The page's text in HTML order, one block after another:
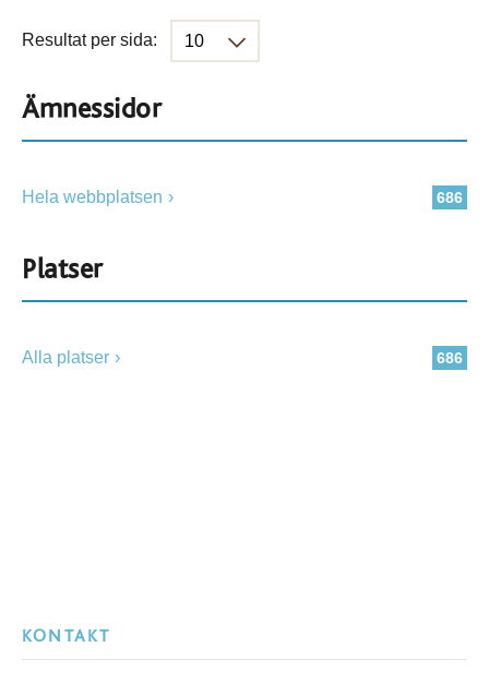
Resultat per sida:
Ämnessidor
686
Hela webbplatsen
Platser
686
Alla platser
KONTAKT